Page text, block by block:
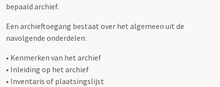
bepaald archief.
Een archieftoegang bestaat over het algemeen uit de
navolgende onderdelen:
• Kenmerken van het archief
• Inleiding op het archief
• Inventaris of plaatsingslijst